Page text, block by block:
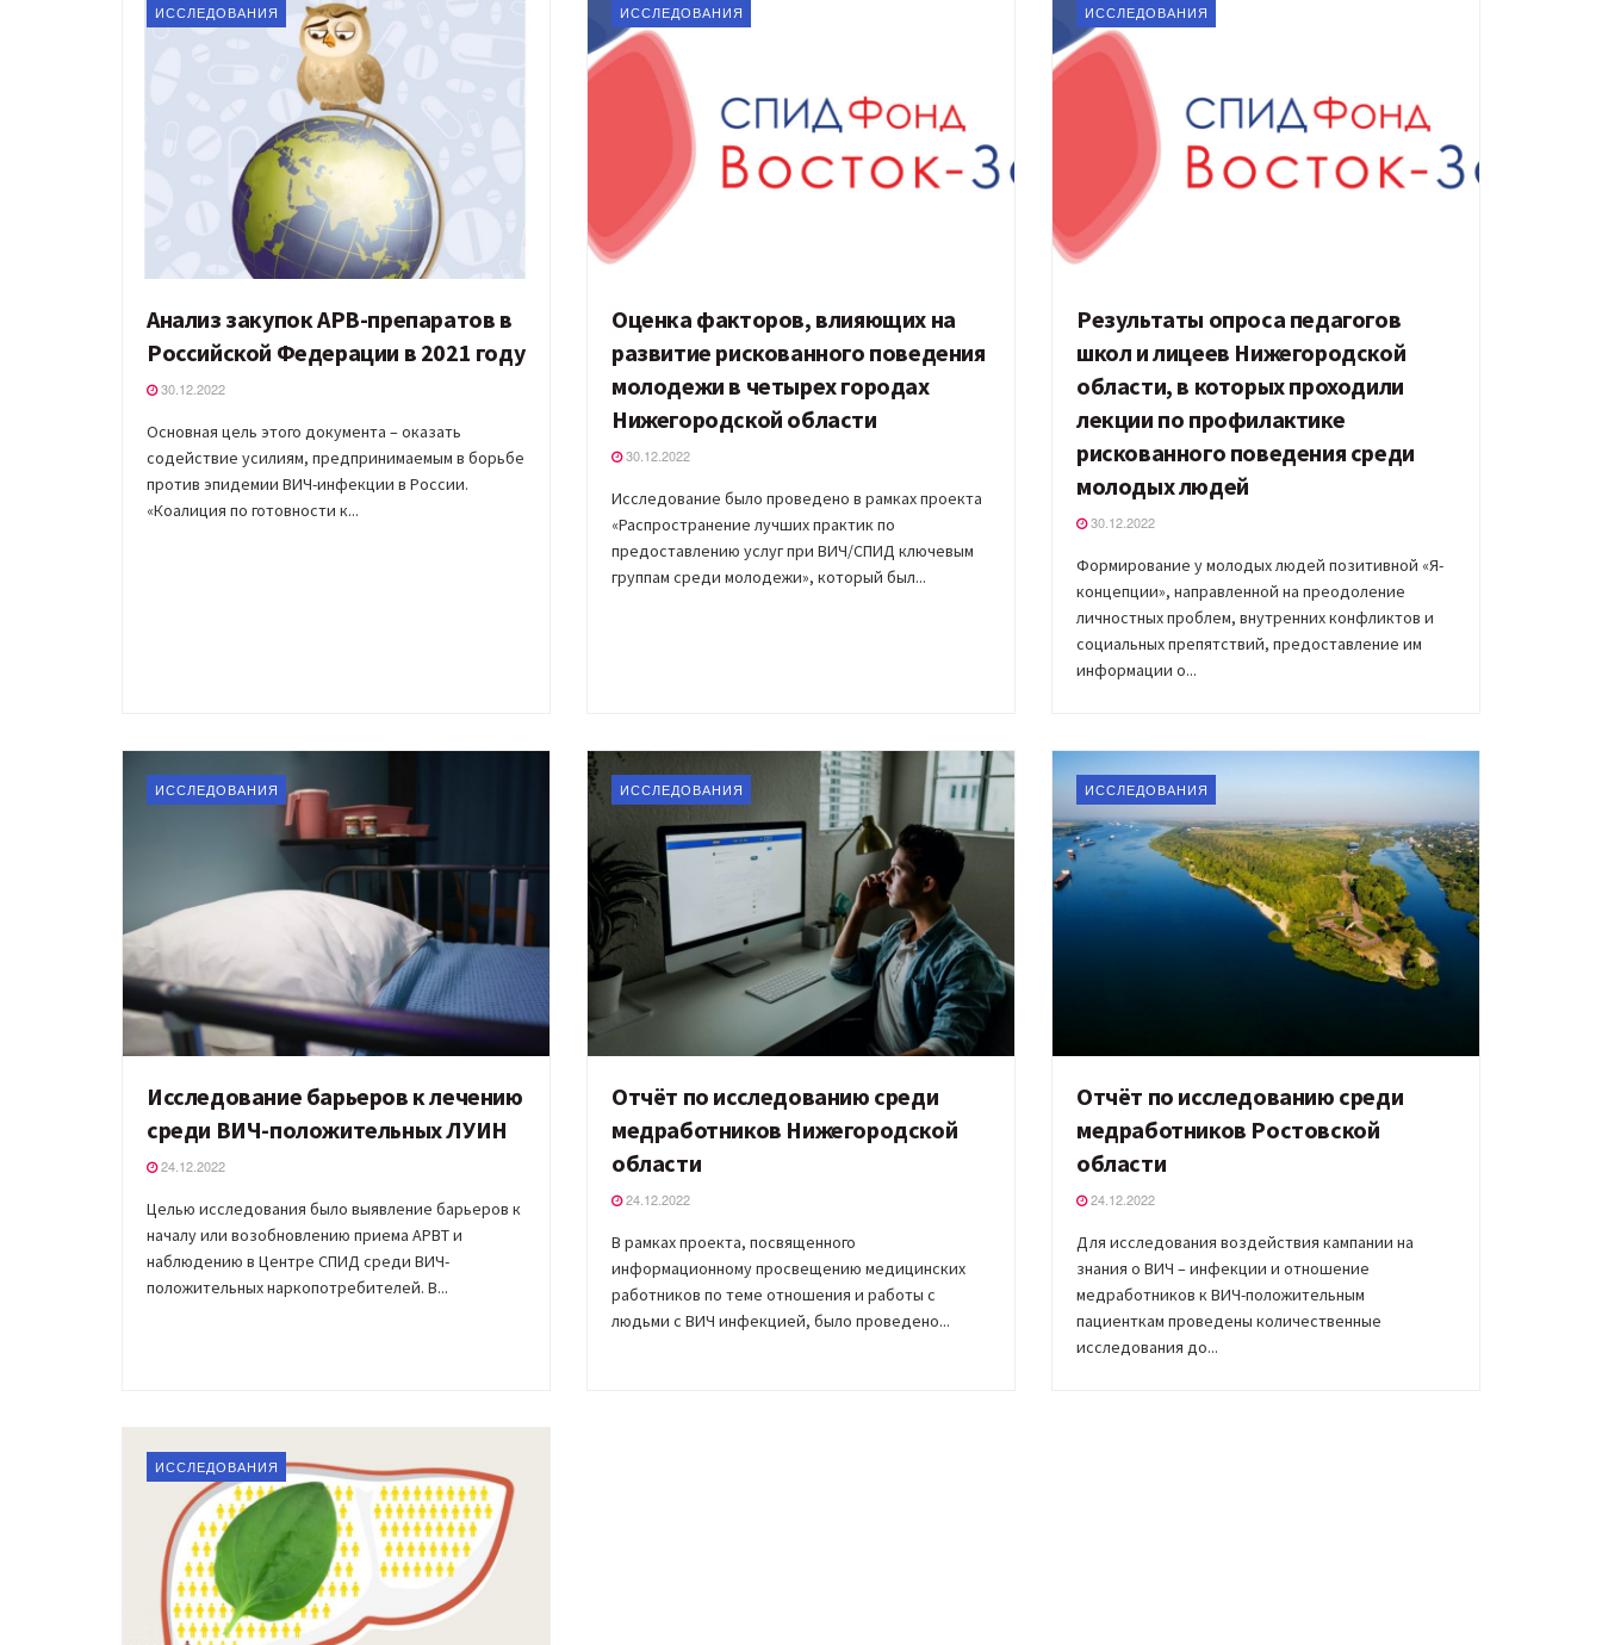
ИССЛЕДОВАНИЯ
Анализ закупок АРВ-препаратов в
Российской Федерации в 2021 году
30.12.2022
Основная цель этого документа – оказать
содействие усилиям, предпринимаемым в борьбе
против эпидемии ВИЧ-инфекции в России.
«Коалиция по готовности к...
ИССЛЕДОВАНИЯ
Оценка факторов, влияющих на
развитие рискованного поведения
молодежи в четырех городах
Нижегородской области
30.12.2022
Исследование было проведено в рамках проекта
«Распространение лучших практик по
предоставлению услуг при ВИЧ/СПИД ключевым
группам среди молодежи», который был...
ИССЛЕДОВАНИЯ
Результаты опроса педагогов
школ и лицеев Нижегородской
области, в которых проходили
лекции по профилактике
рискованного поведения среди
молодых людей
30.12.2022
Формирование у молодых людей позитивной «Я-
концепции», направленной на преодоление
личностных проблем, внутренних конфликтов и
социальных препятствий, предоставление им
информации о...
ИССЛЕДОВАНИЯ
Исследование барьеров к лечению
среди ВИЧ-положительных ЛУИН
24.12.2022
Целью исследования было выявление барьеров к
началу или возобновлению приема АРВТ и
наблюдению в Центре СПИД среди ВИЧ-
положительных наркопотребителей. В...
ИССЛЕДОВАНИЯ
Отчёт по исследованию среди
медработников Нижегородской
области
24.12.2022
В рамках проекта, посвященного
информационному просвещению медицинских
работников по теме отношения и работы с
людьми с ВИЧ инфекцией, было проведено...
ИССЛЕДОВАНИЯ
Отчёт по исследованию среди
медработников Ростовской
области
24.12.2022
Для исследования воздействия кампании на
знания о ВИЧ – инфекции и отношение
медработников к ВИЧ-положительным
пациенткам проведены количественные
исследования до...
ИССЛЕДОВАНИЯ